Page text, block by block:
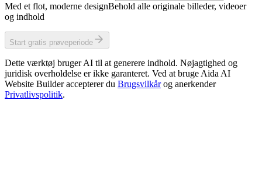
Med et flot, moderne designBehold alle originale billeder, videoer
og indhold
Start gratis prøveperiode
Dette værktøj bruger AI til at generere indhold. Nøjagtighed og
juridisk overholdelse er ikke garanteret. Ved at bruge Aida AI
Website Builder accepterer du Brugsvilkårog anerkender
Privatlivspolitik.